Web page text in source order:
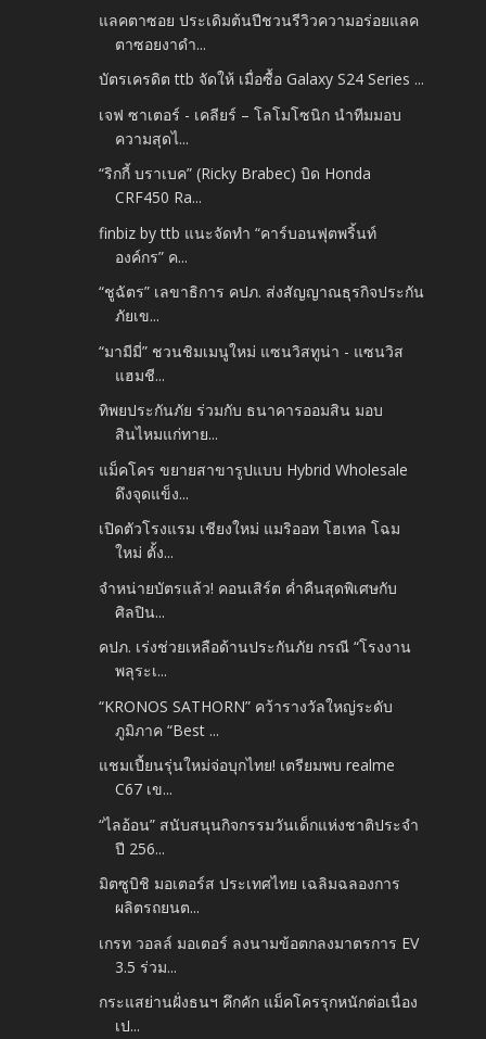
แลคตาซอย ประเดิมต้นปีชวนรีวิวความอร่อยแลค
ตาซอยงาดำ...
บัตรเครดิต ttb จัดให้ เมื่อซื้อ Galaxy S24 Series ...
เจฟ ซาเตอร์ - เคลียร์ – โลโมโซนิก นำทีมมอบ
ความสุดไ...
“ริกกี้ บราเบค” (Ricky Brabec) บิด Honda
CRF450 Ra...
finbiz by ttb แนะจัดทำ “คาร์บอนฟุตพริ้นท์
องค์กร” ค...
“ชูฉัตร” เลขาธิการ คปภ. ส่งสัญญาณธุรกิจประกัน
ภัยเข...
“มามีมี่” ชวนชิมเมนูใหม่ แซนวิสทูน่า - แซนวิส
แฮมชี...
ทิพยประกันภัย ร่วมกับ ธนาคารออมสิน มอบ
สินไหมแก่ทาย...
แม็คโคร ขยายสาขารูปแบบ Hybrid Wholesale
ดึงจุดแข็ง...
เปิดตัวโรงแรม เชียงใหม่ แมริออท โฮเทล โฉม
ใหม่ ตั้ง...
จำหน่ายบัตรแล้ว! คอนเสิร์ต ค่ำคืนสุดพิเศษกับ
ศิลปิน...
คปภ. เร่งช่วยเหลือด้านประกันภัย กรณี “โรงงาน
พลุระเ...
“KRONOS SATHORN” คว้ารางวัลใหญ่ระดับ
ภูมิภาค “Best ...
แชมเปี้ยนรุ่นใหม่จ่อบุกไทย! เตรียมพบ realme
C67 เข...
“ไลอ้อน” สนับสนุนกิจกรรมวันเด็กแห่งชาติประจำ
ปี 256...
มิตซูบิชิ มอเตอร์ส ประเทศไทย เฉลิมฉลองการ
ผลิตรถยนต...
เกรท วอลล์ มอเตอร์ ลงนามข้อตกลงมาตรการ EV
3.5 ร่วม...
กระแสย่านฝั่งธนฯ คึกคัก แม็คโครรุกหนักต่อเนื่อง
เป...